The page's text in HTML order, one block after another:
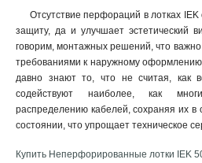
Отсутствие перфораций в лотках
защиту, да и улучшает эстетический
говорим, монтажных решений, что
требованиями к наружному
давно знают то, что не считая, как
содействуют наиболее, как
распределению кабелей, сохраняя их
состоянии, что упрощает техническое
Купить Неперфорированные лотки IEK